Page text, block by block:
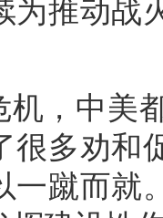
为推动战
机，中美
很多劝和
一蹴而就